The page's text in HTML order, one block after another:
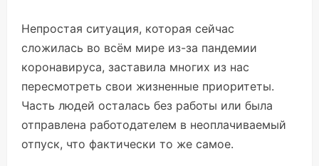
Непростая ситуация, которая сейчас
сложилась во всём мире из-за пандемии
коронавируса, заставила многих из нас
пересмотреть свои жизненные приоритеты.
Часть людей осталась без работы или была
отправлена работодателем в неоплачиваемый
отпуск, что фактически то же самое.